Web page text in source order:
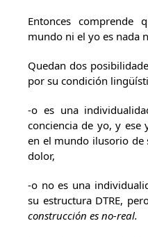
Entonces comprende
mundo ni el yo es nada
Quedan dos
por su condición
-o es una
conciencia de yo, y ese
en el mundo ilusorio de
dolor,
-o no es una
su estructura DTRE,
construcción es no-real.